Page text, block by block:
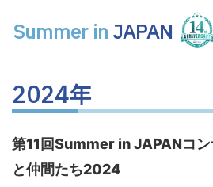
メインナビゲーショ
Summer inJAPAN
2024年
第11回Summer in JAPANコ
と仲間たち2024